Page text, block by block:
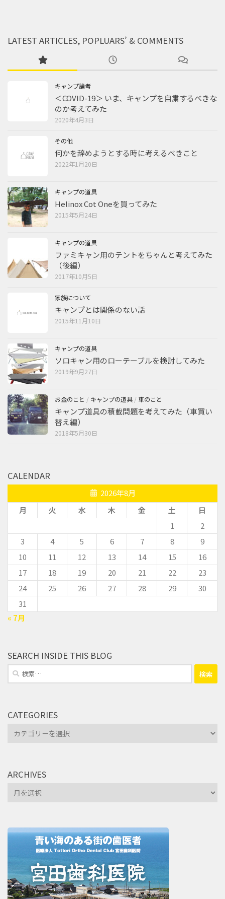
LATEST ARTICLES, POPLUARS’ & COMMENTS
キャンプ論考
＜COVID-19＞ いま、キャンプを自粛するべきな
のか考えてみた
2020年4月3日
その他
何かを辞めようとする時に考えるべきこと
2022年1月20日
キャンプの道具
Helinox Cot Oneを買ってみた
2015年5月24日
キャンプの道具
ファミキャン用のテントをちゃんと考えてみた
（後編）
2017年10月5日
家族について
キャンプとは関係のない話
2015年11月10日
キャンプの道具
ソロキャン用のローテーブルを検討してみた
2019年9月27日
お金のこと / キャンプの道具 / 車のこと
キャンプ道具の積載問題を考えてみた（車買い
替え編）
2018年5月30日
CALENDAR
2026年8月
月
火 水 木 金 土
日
1
2
3
4 5 6 7 8
9
10
11 12 13 14 15
16
17
18 19 20 21 22
23
24
25 26 27 28 29
30
31
« 7月
SEARCH INSIDE THIS BLOG
検
索:
CATEGORIES
Categories
ARCHIVES
Archives